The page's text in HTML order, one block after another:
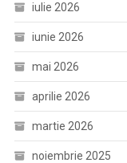
iulie 2026
iunie 2026
mai 2026
aprilie 2026
martie 2026
noiembrie 2025